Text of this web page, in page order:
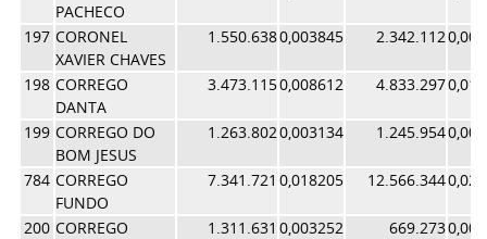
PACHECO
197 CORONEL
XAVIER CHAVES
1.550.6380,003845 2.342.112
198 CORREGO
DANTA
3.473.1150,008612 4.833.297
199 CORREGO DO
BOM JESUS
1.263.8020,003134 1.245.954
784 CORREGO
FUNDO
7.341.721 0,018205 12.566.344
200 CORREGO
1.311.631 0,003252 669.273